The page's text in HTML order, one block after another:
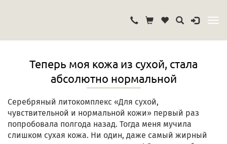
Теперь моя кожа из сухой, стала
абсолютно нормальной
Серебряный литокомплекс «Для сухой,
чувствительной и нормальной кожи» первый раз
попробовала полгода назад. Тогда меня мучила
слишком сухая кожа. Ни один, даже самый жирный